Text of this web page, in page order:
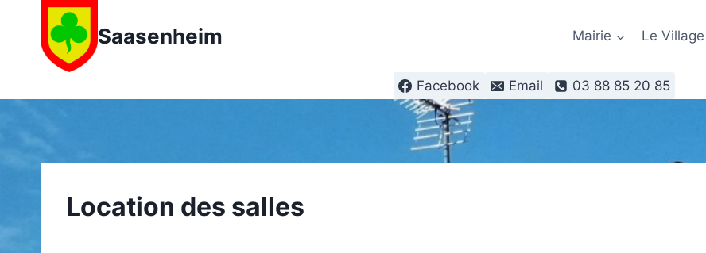
Saasenheim Mairie Le Village
Facebook Email 03 88 85 20 85
Location des salles